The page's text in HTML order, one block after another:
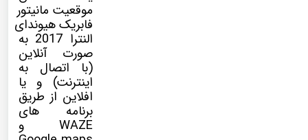
موقعیت مانیتور
فابریک هیوندای
النترا 2017 به
صورت آنلاین
(با اتصال به
اینترنت) و یا
افلاین از طریق
برنامه های
WAZE و